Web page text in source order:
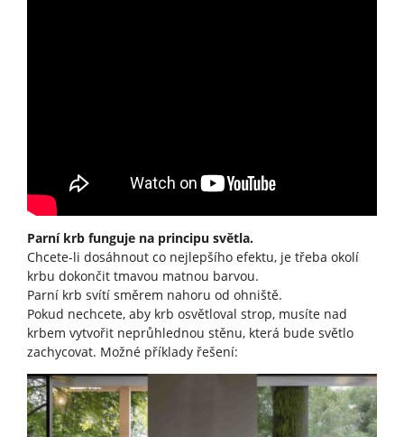
Parní krb funguje na principu světla.
Chcete-li dosáhnout co nejlepšího efektu, je třeba okolí
krbu dokončit tmavou matnou barvou.
Parní krb svítí směrem nahoru od ohniště.
Pokud nechcete, aby krb osvětloval strop, musíte nad
krbem vytvořit neprůhlednou stěnu, která bude světlo
zachycovat. Možné příklady řešení: